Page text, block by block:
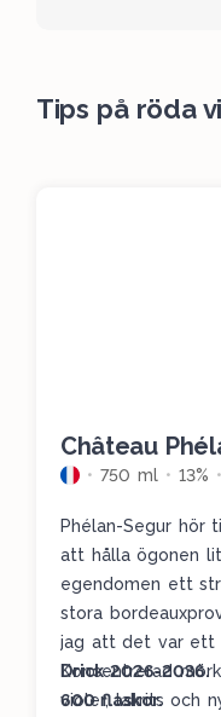
Tips på röda
Château
750 ml 13%
Phélan-Segur hör
att hålla ögonen
egendomen ett
stora
jag att det var ett
Koncentrerad
violer, lakrits och
Drick 2026-2036.
600 flaskor.